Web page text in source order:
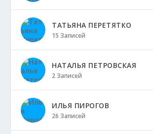
ТАТЬЯНА ПЕРЕТЯТКО
15 Записей
НАТАЛЬЯ ПЕТРОВСКАЯ
2 Записей
ИЛЬЯ ПИРОГОВ
26 Записей